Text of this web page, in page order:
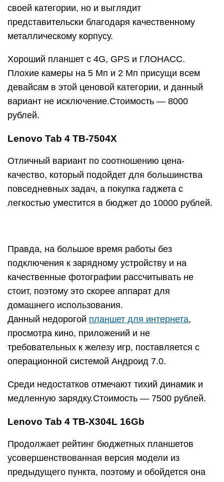
своей категории, но и выглядит
представительски благодаря качественному
металлическому корпусу.
Хороший планшет с 4G, GPS и ГЛОНАСС.
Плохие камеры на 5 Мп и 2 Мп присущи всем
девайсам в этой ценовой категории, и данный
вариант не исключение.Стоимость — 8000
рублей.
Lenovo Tab 4 TB-7504X
Отличный вариант по соотношению цена-
качество, который подойдет для большинства
повседневных задач, а покупка гаджета с
легкостью уместится в бюджет до 10000 рублей.
Правда, на большое время работы без
подключения к зарядному устройству и на
качественные фотографии рассчитывать не
стоит, поэтому это скорее аппарат для
домашнего использования.
Данный недорогой планшет для интернета,
просмотра кино, приложений и не
требовательных к железу игр, поставляется с
операционной системой Андроид 7.0.
Среди недостатков отмечают тихий динамик и
медленную зарядку.Стоимость — 7500 рублей.
Lenovo Tab 4 TB-X304L 16Gb
Продолжает рейтинг бюджетных планшетов
усовершенствованная версия модели из
предыдущего пункта, поэтому и обойдется она